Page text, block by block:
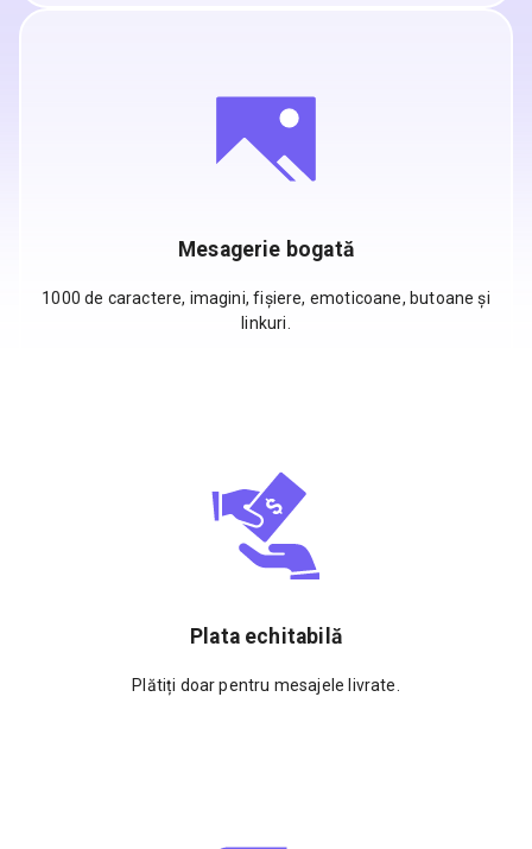
Mesagerie bogată
1000 de caractere, imagini, fișiere, emoticoane, butoane și
linkuri.
Plata echitabilă
Plătiți doar pentru mesajele livrate.